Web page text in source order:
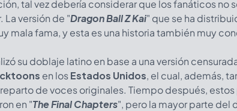
tal vez debería considerar que los fanáticos no
La versión de "Dragon Ball Z Kai" que se ha
mala fama, y esta es una historia también muy
su doblaje latino en base a una versión
en losEstados Unidos, el cual, además,
de voces originales. Tiempo después,
en "The Final Chapters", pero la mayor parte del